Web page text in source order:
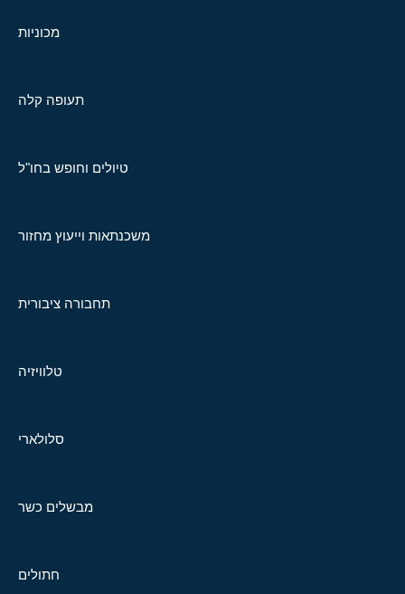
מכוניות
תעופה קלה
טיולים וחופש בחו"ל
משכנתאות וייעוץ מחזור
תחבורה ציבורית
טלוויזיה
סלולארי
מבשלים כשר
חתולים